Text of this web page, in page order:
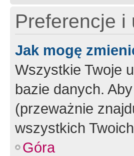
Preferencje i
Jak mogę
Wszystkie Twoje
bazie danych.
(przeważnie
wszystkich
Góra